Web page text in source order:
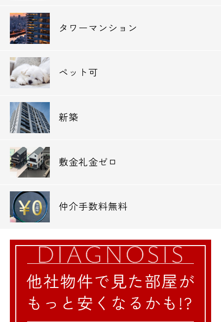
タワーマンション
ペット可
新築
敷金礼金ゼロ
仲介手数料無料